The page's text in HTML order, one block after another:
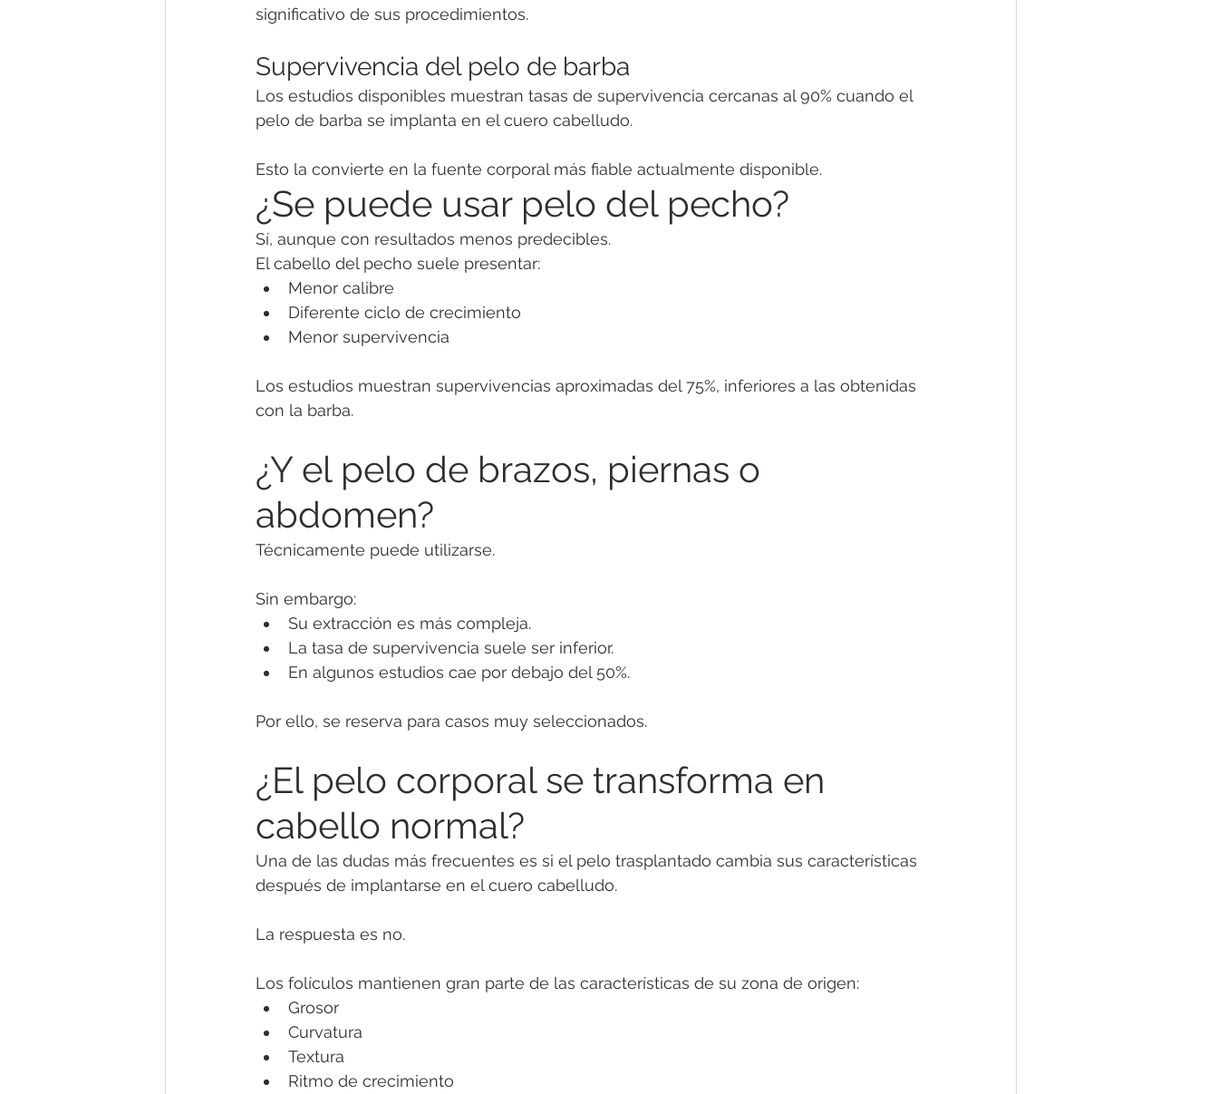
significativo de sus procedimientos.
Supervivencia del pelo de barba
Los estudios disponibles muestran tasas de supervivencia cercanas al 90% cuando el
pelo de barba se implanta en el cuero cabelludo.
Esto la convierte en la fuente corporal más fiable actualmente disponible.
¿Se puede usar pelo del pecho?
Sí, aunque con resultados menos predecibles.
El cabello del pecho suele presentar:
Menor calibre
Diferente ciclo de crecimiento
Menor supervivencia
Los estudios muestran supervivencias aproximadas del 75%, inferiores a las obtenidas
con la barba.
¿Y el pelo de brazos, piernas o
abdomen?
Técnicamente puede utilizarse.
Sin embargo:
Su extracción es más compleja.
La tasa de supervivencia suele ser inferior.
En algunos estudios cae por debajo del 50%.
Por ello, se reserva para casos muy seleccionados.
¿El pelo corporal se transforma en
cabello normal?
Una de las dudas más frecuentes es si el pelo trasplantado cambia sus características
después de implantarse en el cuero cabelludo.
La respuesta es no.
Los folículos mantienen gran parte de las características de su zona de origen:
Grosor
Curvatura
Textura
Ritmo de crecimiento